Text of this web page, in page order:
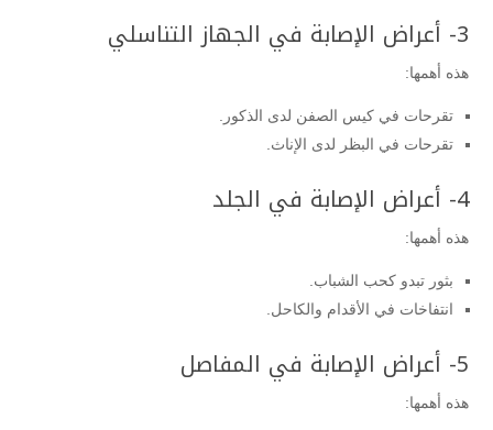
3- أعراض الإصابة في الجهاز التناسلي
هذه أهمها:
تقرحات في كيس الصفن لدى الذكور.
تقرحات في البظر لدى الإناث.
4- أعراض الإصابة في الجلد
هذه أهمها:
بثور تبدو كحب الشباب.
انتفاخات في الأقدام والكاحل.
5- أعراض الإصابة في المفاصل
هذه أهمها: